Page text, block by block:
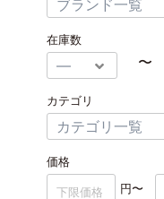
在庫数
〜
カテゴリ
価格
円〜